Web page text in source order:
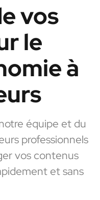
vos
le
à
équipe et du
professionnels
vos contenus
et sans